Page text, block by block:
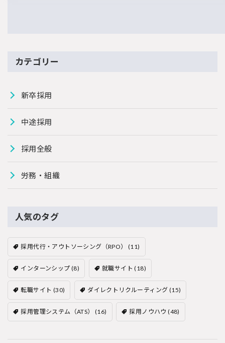
カテゴリー
新卒採用
中途採用
採用全般
労務・組織
人気のタグ
採用代行・アウトソーシング（RPO） (11)
インターンシップ (8) 就職サイト (18)
転職サイト (30) ダイレクトリクルーティング (15)
採用管理システム（ATS） (16) 採用ノウハウ (48)